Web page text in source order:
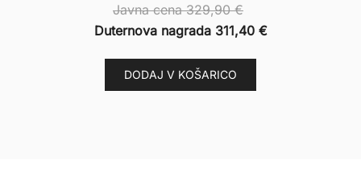
Javna cena329,90€
Duternova nagrada 311,40 €
DODAJ V KOŠARICO